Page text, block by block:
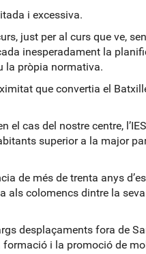
i excessiva.
just per al curs que ve,
inesperadament la
la pròpia normativa.
que convertia el
el cas del nostre centre,
superior a la major
de més de trenta anys
als colomencs dintre la
desplaçaments fora de
i la promoció de